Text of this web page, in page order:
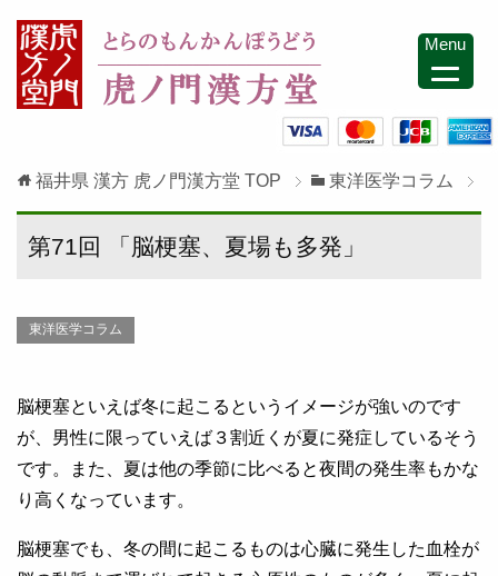
福井県 漢方 虎ノ門漢方堂 TOP 東洋医学コラム
第71回 「脳梗塞、夏場も多発」
東洋医学コラム
脳梗塞といえば冬に起こるというイメージが強いのです
が、男性に限っていえば３割近くが夏に発症しているそう
です。また、夏は他の季節に比べると夜間の発生率もかな
り高くなっています。
脳梗塞でも、冬の間に起こるものは心臓に発生した血栓が
Menu